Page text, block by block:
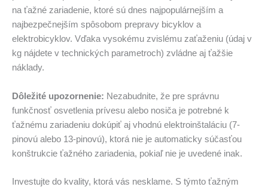
na ťažné zariadenie, ktoré sú dnes najpopulárnejším a
najbezpečnejším spôsobom prepravy bicyklov a
elektrobicyklov. Vďaka vysokému zvislému zaťaženiu (údaj v
kg nájdete v technických parametroch) zvládne aj ťažšie
náklady.
Dôležité upozornenie: Nezabudnite, že pre správnu
funkčnosť osvetlenia prívesu alebo nosiča je potrebné k
ťažnému zariadeniu dokúpiť aj vhodnú elektroinštaláciu (7-
pinovú alebo 13-pinovú), ktorá nie je automaticky súčasťou
konštrukcie ťažného zariadenia, pokiaľ nie je uvedené inak.
Investujte do kvality, ktorá vás nesklame. S týmto ťažným